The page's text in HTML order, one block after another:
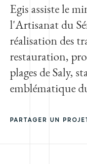
Egis assiste le
l'Artisanat du
réalisation des
restauration,
plages de Saly,
emblématique
PARTAGER UN PROJET